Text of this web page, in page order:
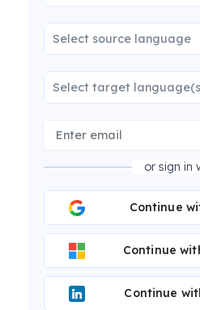
Select source language
Select target
or sign in
Continue
Continue
Continue